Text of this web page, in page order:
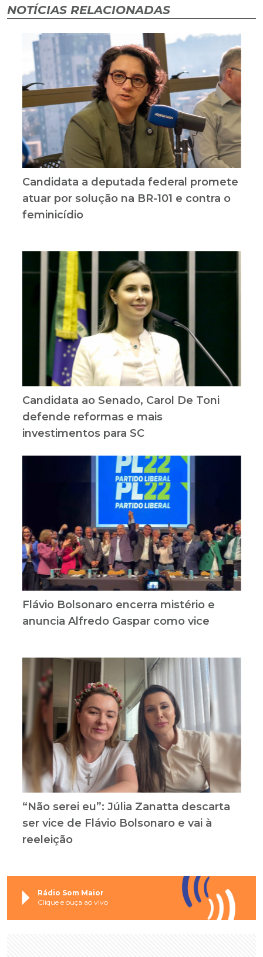
NOTÍCIAS RELACIONADAS
Candidata a deputada federal promete
atuar por solução na BR-101 e contra o
feminicídio
Candidata ao Senado, Carol De Toni
defende reformas e mais
investimentos para SC
Flávio Bolsonaro encerra mistério e
anuncia Alfredo Gaspar como vice
“Não serei eu”: Júlia Zanatta descarta
ser vice de Flávio Bolsonaro e vai à
reeleição
Rádio Som Maior
Clique e ouça ao vivo